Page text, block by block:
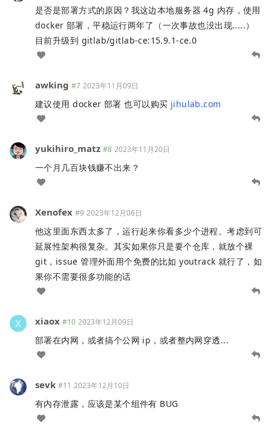
是否是部署方式的原因？我这边本地服务器 4g 内存，使用
docker 部署，平稳运行两年了（一次事故也没出现.....）
目前升级到 gitlab/gitlab-ce:15.9.1-ce.0
awking #7 2023年11月09日
建议使用 docker 部署 也可以购买 jihulab.com
yukihiro_matz #8 2023年11月20日
一个月几百块钱赚不出来？
Xenofex #9 2023年12月06日
他这里面东西太多了，运行起来你看多少个进程。考虑到可
延展性架构很复杂。其实如果你只是要个仓库，就放个裸
git，issue 管理外面用个免费的比如 youtrack 就行了，如
果你不需要很多功能的话
xiaox #10 2023年12月09日
部署在内网，或者搞个公网 ip，或者整内网穿透...
sevk #11 2023年12月10日
有内存泄露，应该是某个组件有 BUG